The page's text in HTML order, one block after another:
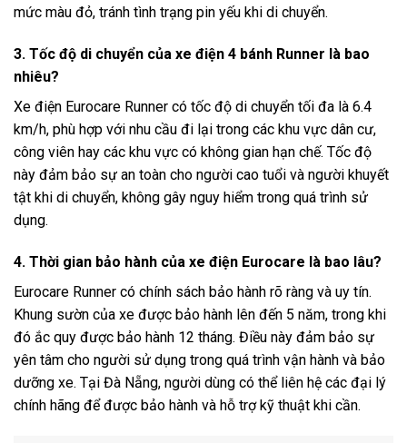
mức màu đỏ, tránh tình trạng pin yếu khi di chuyển.
3. Tốc độ di chuyển của xe điện 4 bánh Runner là bao
nhiêu?
Xe điện Eurocare Runner có tốc độ di chuyển tối đa là 6.4
km/h, phù hợp với nhu cầu đi lại trong các khu vực dân cư,
công viên hay các khu vực có không gian hạn chế. Tốc độ
này đảm bảo sự an toàn cho người cao tuổi và người khuyết
tật khi di chuyển, không gây nguy hiểm trong quá trình sử
dụng.
4. Thời gian bảo hành của xe điện Eurocare là bao lâu?
Eurocare Runner có chính sách bảo hành rõ ràng và uy tín.
Khung sườn của xe được bảo hành lên đến 5 năm, trong khi
đó ắc quy được bảo hành 12 tháng. Điều này đảm bảo sự
yên tâm cho người sử dụng trong quá trình vận hành và bảo
dưỡng xe. Tại Đà Nẵng, người dùng có thể liên hệ các đại lý
chính hãng để được bảo hành và hỗ trợ kỹ thuật khi cần.